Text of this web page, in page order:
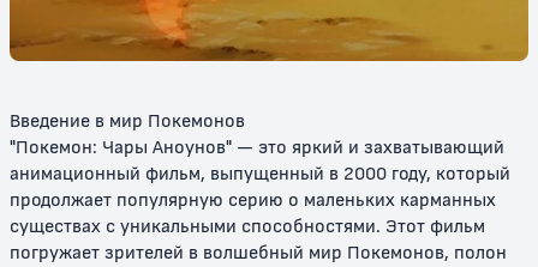
12+
Введение в мир Покемонов
"Покемон: Чары Аноунов" — это яркий и захватывающий
анимационный фильм, выпущенный в 2000 году, который
продолжает популярную серию о маленьких карманных
существах с уникальными способностями. Этот фильм
погружает зрителей в волшебный мир Покемонов, полон